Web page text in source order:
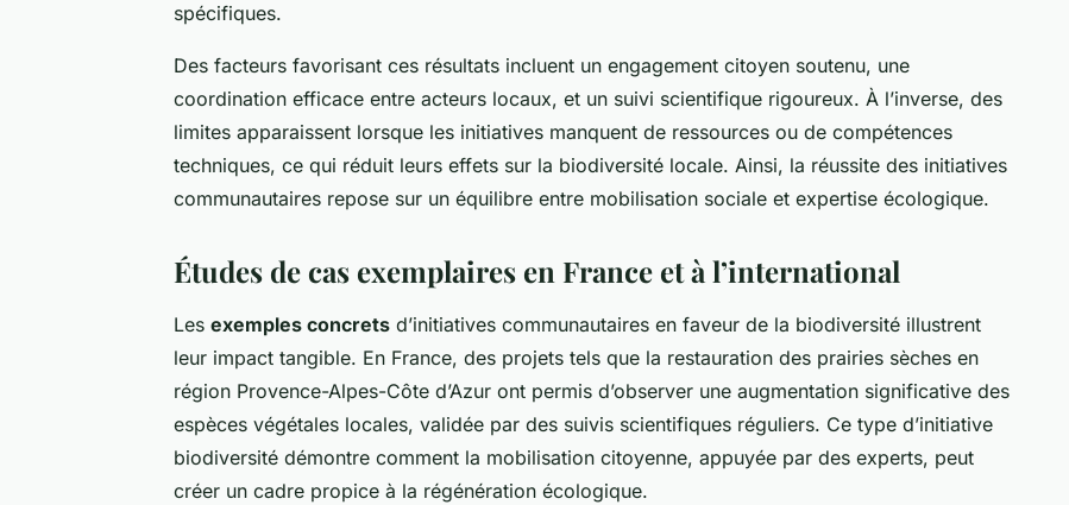
spécifiques.
Des facteurs favorisant ces résultats incluent un engagement citoyen soutenu, une
coordination efficace entre acteurs locaux, et un suivi scientifique rigoureux. À l’inverse, des
limites apparaissent lorsque les initiatives manquent de ressources ou de compétences
techniques, ce qui réduit leurs effets sur la biodiversité locale. Ainsi, la réussite des initiatives
communautaires repose sur un équilibre entre mobilisation sociale et expertise écologique.
Études de cas exemplaires en France et à l’international
Les exemples concrets d’initiatives communautaires en faveur de la biodiversité illustrent
leur impact tangible. En France, des projets tels que la restauration des prairies sèches en
région Provence-Alpes-Côte d’Azur ont permis d’observer une augmentation significative des
espèces végétales locales, validée par des suivis scientifiques réguliers. Ce type d’initiative
biodiversité démontre comment la mobilisation citoyenne, appuyée par des experts, peut
créer un cadre propice à la régénération écologique.